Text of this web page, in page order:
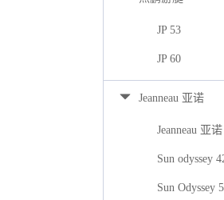
JP 53
JP 60
Jeanneau 亚诺
Jeanneau 亚
Sun odyssey
Sun Odyssey